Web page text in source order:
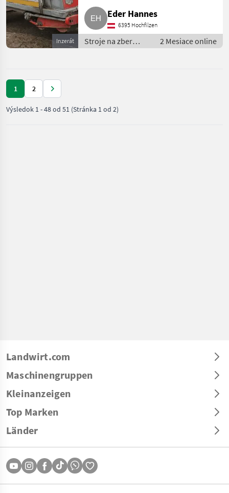
Inzerát
Eder Hannes
6395 Hochfilzen
Stroje na zber
objemových krmív
2 Mesiace online
1 2
Výsledok 1-48od 51 (Stránka 1 od 2)
Landwirt.com
Maschinengruppen
Kleinanzeigen
Top Marken
Länder